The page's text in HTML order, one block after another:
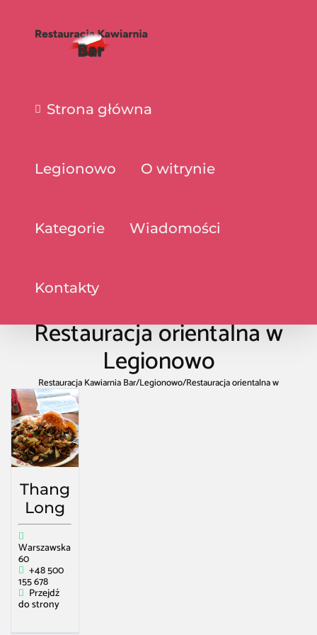
Strona główna
Legionowo O witrynie
Kategorie Wiadomości
Kontakty
Restauracja orientalna w
Legionowo
Restauracja Kawiarnia Bar/Legionowo/Restauracja orientalna w
Thang
Long
Warszawska
60
+48 500
155 678
Przejdź
do strony